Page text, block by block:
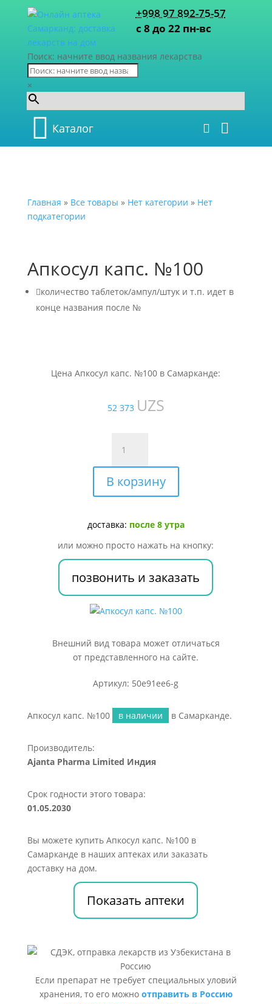
+998 97 892-75-57
с 8 до 22 пн-вс
Поиск: начните ввод названия лекарства
×
Каталог
Главная » Все товары » Нет категории » Нет
подкатегории
Апкосул капс. №100
количество таблеток/ампул/штук и т.п. идет в
конце названия после №
Цена Апкосул капс. №100 в Самарканде:
52 373 UZS
товара
Апкосул
капс.
№100
В корзину
доставка: после 8 утра
или можно просто нажать на кнопку:
позвонить и заказать
Внешний вид товара может отличаться
от представленного на сайте.
Артикул: 50e91ee6-g
Апкосул капс. №100 в наличии в Самарканде.
Производитель:
Ajanta Pharma Limited Индия
Срок годности этого товара:
01.05.2030
Вы можете купить Апкосул капс. №100 в
Самарканде в наших аптеках или заказать
доставку на дом.
Показать аптеки
Если препарат не требует специальных уловий
хранения, то его можно отправить в Россию